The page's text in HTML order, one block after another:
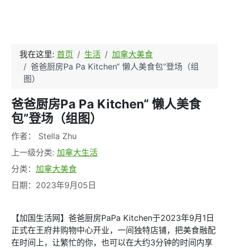
我在这里: 首页 生活
加拿大美食
爸爸厨房Pa Pa Kitchen“ 懒人美食包”登场（组
图）
爸爸厨房Pa Pa Kitchen“ 懒人美食
包”登场（组图）
文章信息
作者： Stella Zhu
上一级分类: 加拿大生活
分类： 加拿大美食
日期：2023年9月05日
【加国生活网】爸爸厨房PaPa Kitchen于2023年9月1日
正式在王府井购物中心开业，一间独特店铺，把美食融配
在时间上，让繁忙的你，也可以在大约3分钟的时间内享